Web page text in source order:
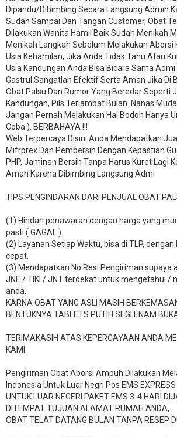
Dipandu/Dibimbing Secara Langsung Admin
Sudah Sampai Dan Tangan Customer, Obat
Dilakukan Wanita Hamil Baik Sudah Menikah
Menikah Langkah Sebelum Melakukan Aborsi
Usia Kehamilan, Jika Anda Tidak Tahu Atau
Usia Kandungan Anda Bisa Bicara Sama
Gastrul Sangatlah Efektif Serta Aman Jika Di
Obat Palsu Dan Rumor Yang Beredar Seperti
Kandungan, Pils Terlambat Bulan. Nanas
Jangan Pernah Melakukan Hal Bodoh Hanya
Coba ). BERBAHAYA !!!
Web Terpercaya Disini Anda Mendapatkan
Mifrprex Dan Pembersih Dengan Kepastian
PHP, Jaminan Bersih Tanpa Harus Kuret Lagi
Aman Karena Dibimbing Langsung Admi
TIPS PENGINDARAN DARI PENJUAL OBAT
(1) Hindari penawaran dengan harga yang
pasti ( GAGAL ).
(2) Layanan Setiap Waktu, bisa di TLP, dengan
cepat.
(3) Mendapatkan No Resi Pengiriman supaya
JNE / TIKI / JNT terdekat untuk mengetahui /
anda.
KARNA OBAT YANG ASLI MASIH
BENTUKNYA TABLETS PUTIH SEGI ENAM
TERIMAKASIH ATAS KEPERCAYAAN ANDA
KAMI
Pengiriman Obat Aborsi Ampuh Dilakukan
Indonesia Untuk Luar Negri Pos EMS EXPRESS
UNTUK LUAR NEGERI PAKET EMS 3-4 HARI
DITEMPAT TUJUAN ALAMAT RUMAH ANDA,
OBAT TELAT DATANG BULAN TANPA RESEP